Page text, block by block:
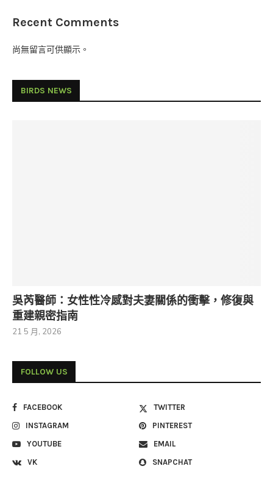
Recent Comments
尚無留言可供顯示。
BIRDS NEWS
吳芮醫師：女性性冷感對夫妻關係的衝擊，修復與
重建親密指南
21 5 月, 2026
FOLLOW US
FACEBOOK
TWITTER
INSTAGRAM
PINTEREST
YOUTUBE
EMAIL
VK
SNAPCHAT